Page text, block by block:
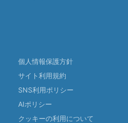
個人情報保護方針
サイト利用規約
SNS利用ポリシー
AIポリシー
クッキーの利用について